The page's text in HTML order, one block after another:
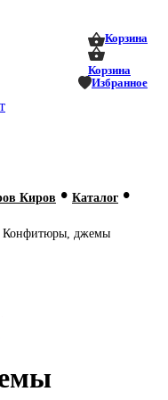
Корзина
Корзина
Избранное
Киров • Каталог •
Конфитюры, джемы